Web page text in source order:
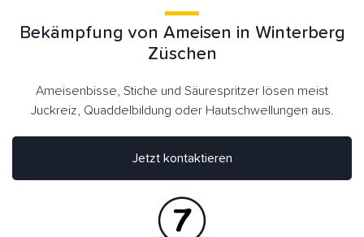
Jetzt kontaktieren
Bekämpfung von Ameisen in Winterberg
Züschen
Ameisenbisse, Stiche und Säurespritzer lösen meist
Juckreiz, Quaddelbildung oder Hautschwellungen aus.